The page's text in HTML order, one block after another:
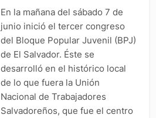
En la mañana del sábado 7 de
junio inició el tercer congreso
del Bloque Popular Juvenil (BPJ)
de El Salvador. Éste se
desarrolló en el histórico local
de lo que fuera la Unión
Nacional de Trabajadores
Salvadoreños, que fue el centro